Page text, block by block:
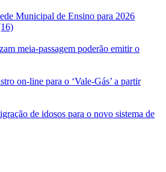
Municipal de Ensino para 2026
meia-passagem poderão emitir o
on-line para o ‘Vale-Gás’ a partir
de idosos para o novo sistema de